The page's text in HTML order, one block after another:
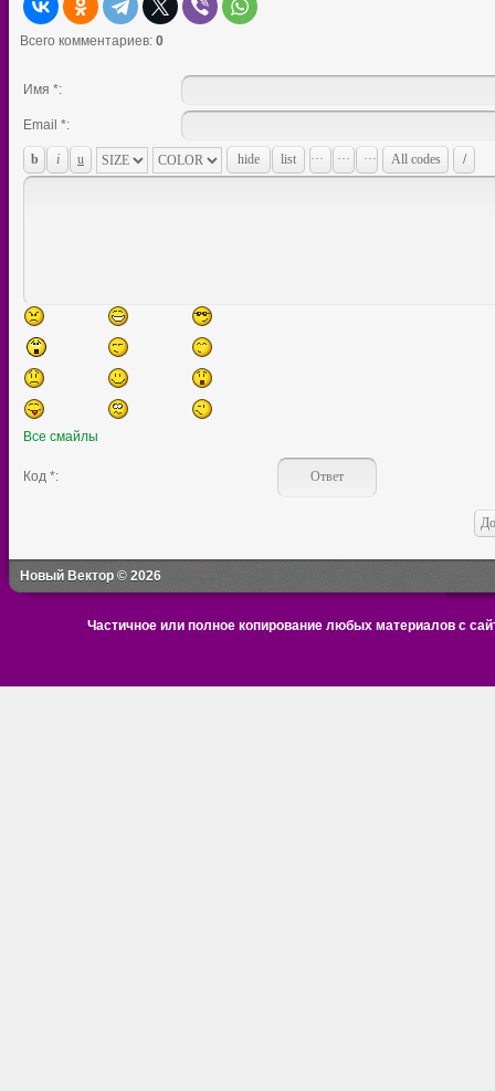
Всего комментариев: 0
Имя *:
Email *:
Все смайлы
Код *:
Новый Вектор © 2026
Частичное или полное копирование любых материалов с